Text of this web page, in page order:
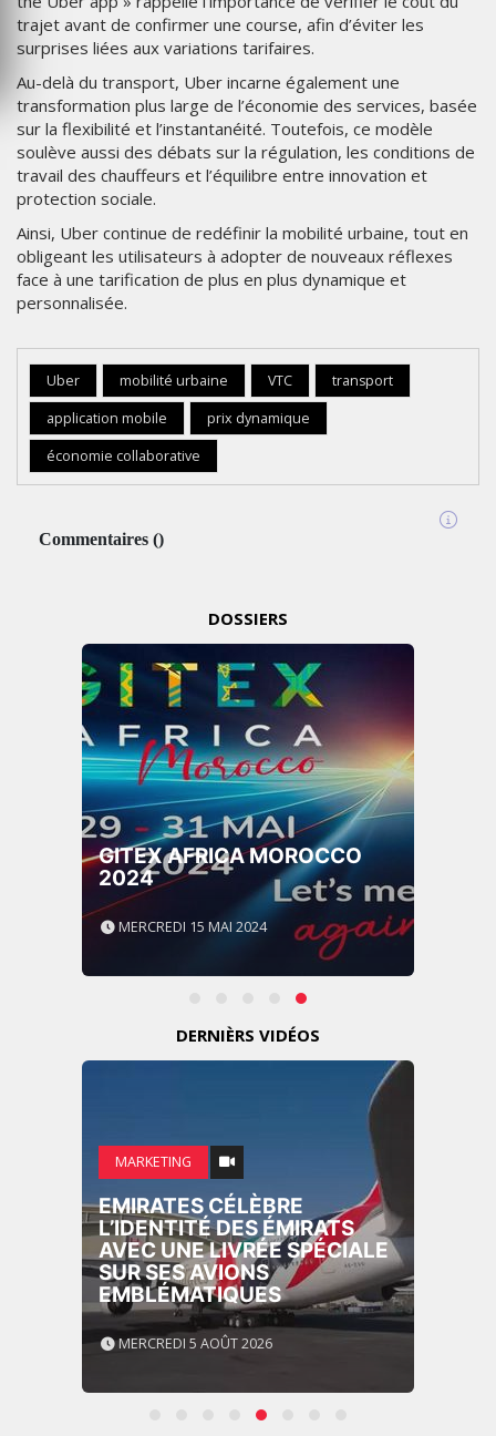
trajet avant de confirmer une course, afin d’éviter les
surprises liées aux variations tarifaires.
Au-delà du transport, Uber incarne également une
transformation plus large de l’économie des services, basée
sur la flexibilité et l’instantanéité. Toutefois, ce modèle
soulève aussi des débats sur la régulation, les conditions de
travail des chauffeurs et l’équilibre entre innovation et
protection sociale.
Ainsi, Uber continue de redéfinir la mobilité urbaine, tout en
obligeant les utilisateurs à adopter de nouveaux réflexes
face à une tarification de plus en plus dynamique et
personnalisée.
Uber mobilité urbaine VTC
transport
application mobile
prix dynamique
économie collaborative
Commentaires ()
DOSSIERS
GITEX AFRICA MOROCCO
2024
MERCREDI 15 MAI 2024
DERNIÈRS VIDÉOS
MARKETING
EMIRATES CÉLÈBRE
L’IDENTITÉ DES ÉMIRATS
AVEC UNE LIVRÉE SPÉCIALE
SUR SES AVIONS
EMBLÉMATIQUES
MERCREDI 5 AOÛT 2026